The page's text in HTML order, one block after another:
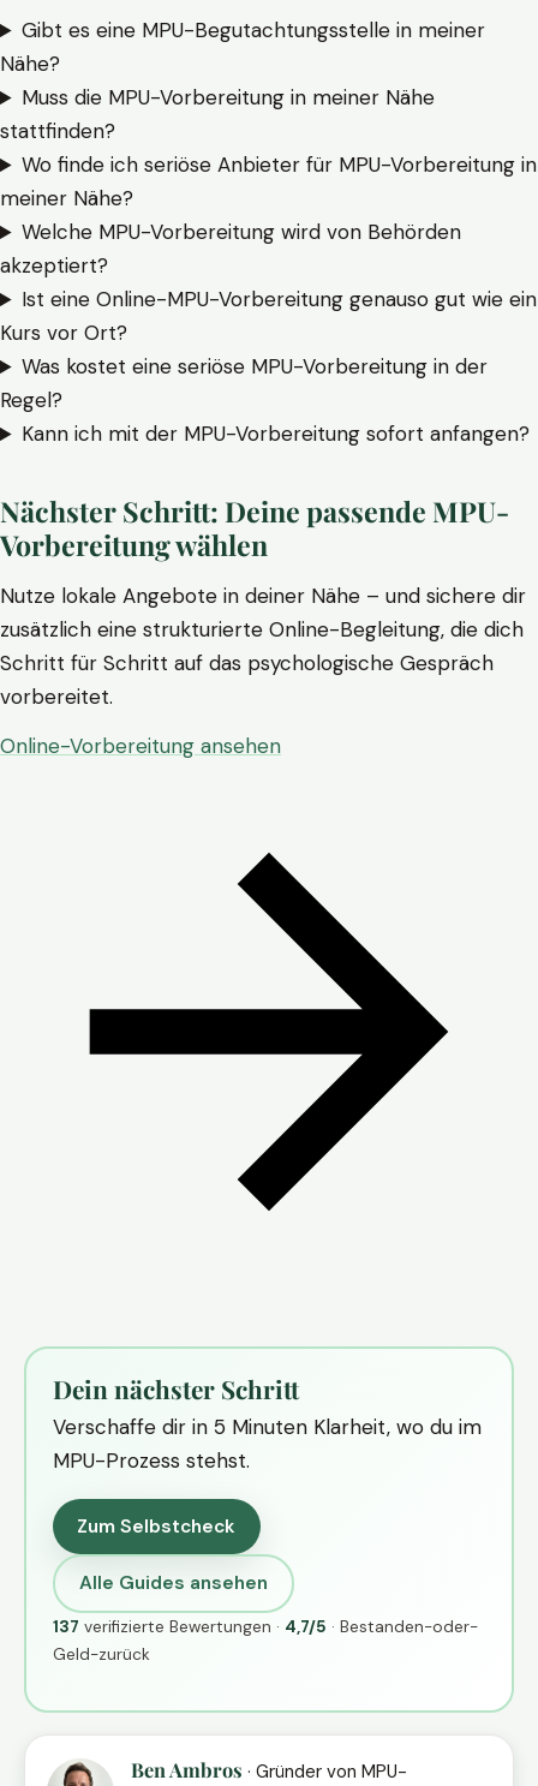
Gibt es eine MPU-Begutachtungsstelle in meiner
Nähe?
Muss die MPU-Vorbereitung in meiner Nähe
stattfinden?
Wo finde ich seriöse Anbieter für MPU-Vorbereitung in
meiner Nähe?
Welche MPU-Vorbereitung wird von Behörden
akzeptiert?
Ist eine Online-MPU-Vorbereitung genauso gut wie ein
Kurs vor Ort?
Was kostet eine seriöse MPU-Vorbereitung in der
Regel?
Kann ich mit der MPU-Vorbereitung sofort anfangen?
Nächster Schritt: Deine passende MPU-
Vorbereitung wählen
Nutze lokale Angebote in deiner Nähe – und sichere dir
zusätzlich eine strukturierte Online-Begleitung, die dich
Schritt für Schritt auf das psychologische Gespräch
vorbereitet.
Online-Vorbereitung ansehen
Dein nächster Schritt
Verschaffe dir in 5 Minuten Klarheit, wo du im
MPU-Prozess stehst.
Zum Selbstcheck
Alle Guides ansehen
137 verifizierte Bewertungen · 4,7/5 · Bestanden-oder-
Geld-zurück
Ben Ambros · Gründer von MPU-